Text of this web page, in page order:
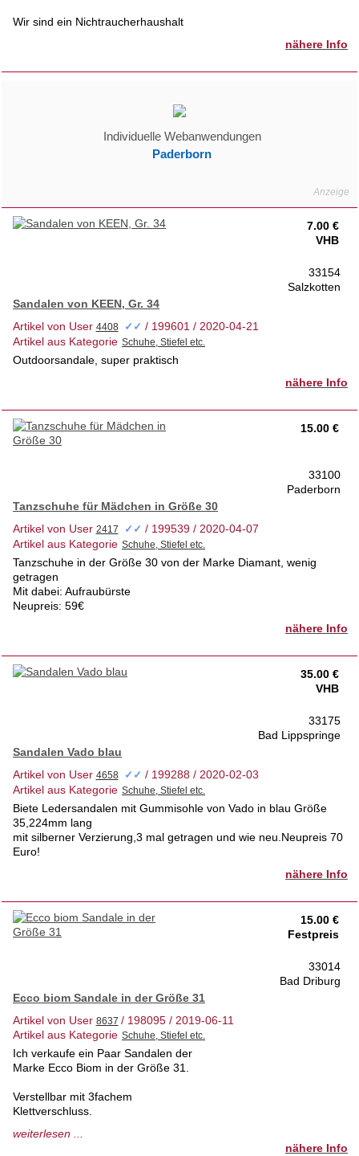
Wir sind ein Nichtraucherhaushalt
nähere Info
Individuelle Webanwendungen
Paderborn
7.00 €
VHB
33154
Salzkotten
Sandalen von KEEN, Gr. 34
Artikel von User
✓✓ / 199601 / 2020-04-21
Artikel aus Kategorie
Outdoorsandale, super praktisch
nähere Info
15.00 €
33100
Paderborn
Tanzschuhe für Mädchen in Größe 30
Artikel von User
✓✓ / 199539 / 2020-04-07
Artikel aus Kategorie
Tanzschuhe in der Größe 30 von der Marke Diamant, wenig
getragen
Mit dabei: Aufraubürste
Neupreis: 59€
nähere Info
35.00 €
VHB
33175
Bad Lippspringe
Sandalen Vado blau
Artikel von User
✓✓ / 199288 / 2020-02-03
Artikel aus Kategorie
Biete Ledersandalen mit Gummisohle von Vado in blau Größe
35,224mm lang
mit silberner Verzierung,3 mal getragen und wie neu.Neupreis 70
Euro!
nähere Info
15.00 €
Festpreis
33014
Bad Driburg
Ecco biom Sandale in der Größe 31
Artikel von User
/ 198095 / 2019-06-11
Artikel aus Kategorie
Ich verkaufe ein Paar Sandalen der
Marke Ecco Biom in der Größe 31.
Verstellbar mit 3fachem
Klettverschluss.
Wir sind ein gepflegter, tierfreier
weiterlesen ...
nähere Info